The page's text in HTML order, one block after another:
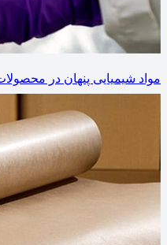
مواد شیمیایی پنهان در